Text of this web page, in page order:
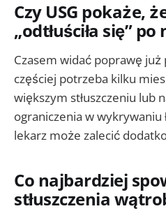
Czy USG pokaże,
„odtłuściła się”
Czasem widać poprawę
częściej potrzeba kilku
większym stłuszczeniu lub
ograniczenia w wykrywaniu
lekarz może zalecić
Co najbardziej
stłuszczenia